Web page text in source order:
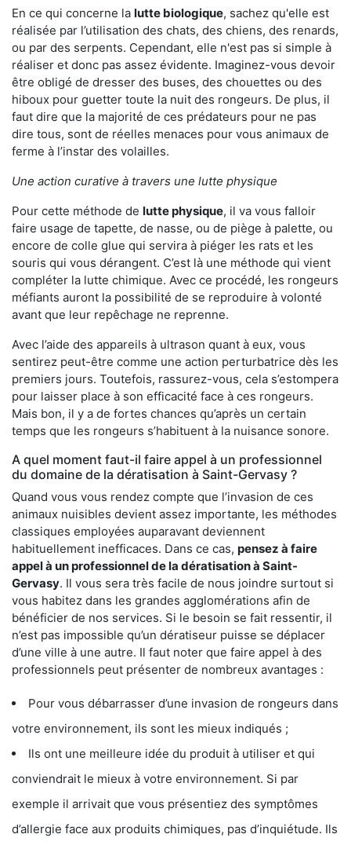
En ce qui concerne la lutte biologique, sachez qu'elle est
réalisée par l’utilisation des chats, des chiens, des renards,
ou par des serpents. Cependant, elle n'est pas si simple à
réaliser et donc pas assez évidente. Imaginez-vous devoir
être obligé de dresser des buses, des chouettes ou des
hiboux pour guetter toute la nuit des rongeurs. De plus, il
faut dire que la majorité de ces prédateurs pour ne pas
dire tous, sont de réelles menaces pour vous animaux de
ferme à l’instar des volailles.
Une action curative à travers une lutte physique
Pour cette méthode de lutte physique, il va vous falloir
faire usage de tapette, de nasse, ou de piège à palette, ou
encore de colle glue qui servira à piéger les rats et les
souris qui vous dérangent. C’est là une méthode qui vient
compléter la lutte chimique. Avec ce procédé, les rongeurs
méfiants auront la possibilité de se reproduire à volonté
avant que leur repêchage ne reprenne.
Avec l’aide des appareils à ultrason quant à eux, vous
sentirez peut-être comme une action perturbatrice dès les
premiers jours. Toutefois, rassurez-vous, cela s’estompera
pour laisser place à son efficacité face à ces rongeurs.
Mais bon, il y a de fortes chances qu’après un certain
temps que les rongeurs s’habituent à la nuisance sonore.
A quel moment faut-il faire appel à un professionnel
du domaine de la dératisation à Saint-Gervasy ?
Quand vous vous rendez compte que l’invasion de ces
animaux nuisibles devient assez importante, les méthodes
classiques employées auparavant deviennent
habituellement inefficaces. Dans ce cas, pensez à faire
appel à un professionnel de la dératisation à Saint-
Gervasy. Il vous sera très facile de nous joindre surtout si
vous habitez dans les grandes agglomérations afin de
bénéficier de nos services. Si le besoin se fait ressentir, il
n’est pas impossible qu’un dératiseur puisse se déplacer
d’une ville à une autre. Il faut noter que faire appel à des
professionnels peut présenter de nombreux avantages :
Pour vous débarrasser d’une invasion de rongeurs dans
votre environnement, ils sont les mieux indiqués ;
Ils ont une meilleure idée du produit à utiliser et qui
conviendrait le mieux à votre environnement. Si par
exemple il arrivait que vous présentiez des symptômes
d’allergie face aux produits chimiques, pas d’inquiétude. Ils